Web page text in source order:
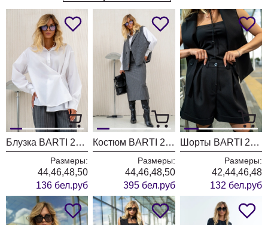
Блузка BARTI 24-056
Размеры:
44,46,48,50
136 бел.руб
Костюм BARTI 24-14
Размеры:
44,46,48,50
395 бел.руб
Шорты BARTI 24-025
Размеры:
42,44,46,48
132 бел.руб